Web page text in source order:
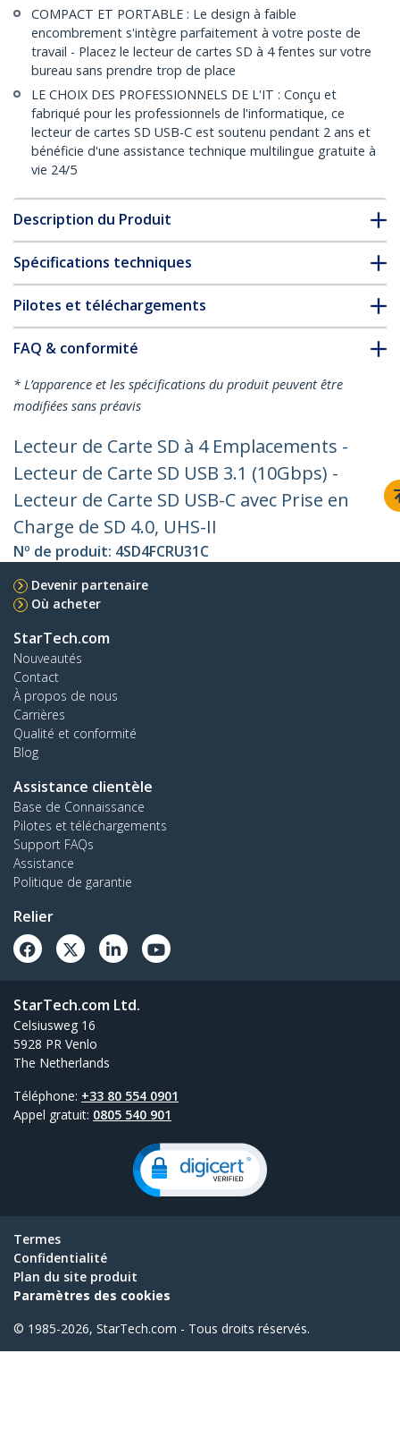
COMPACT ET PORTABLE : Le design à faible
encombrement s'intègre parfaitement à votre poste de
travail - Placez le lecteur de cartes SD à 4 fentes sur votre
bureau sans prendre trop de place
LE CHOIX DES PROFESSIONNELS DE L'IT : Conçu et
fabriqué pour les professionnels de l'informatique, ce
lecteur de cartes SD USB-C est soutenu pendant 2 ans et
bénéficie d'une assistance technique multilingue gratuite à
vie 24/5
Description du Produit
Spécifications techniques
Pilotes et téléchargements
FAQ & conformité
* L’apparence et les spécifications du produit peuvent être
modifiées sans préavis
Lecteur de Carte SD à 4 Emplacements -
Lecteur de Carte SD USB 3.1 (10Gbps) -
Lecteur de Carte SD USB-C avec Prise en
Charge de SD 4.0, UHS-II
Nº de produit: 4SD4FCRU31C
Devenir partenaire
Où acheter
StarTech.com
Nouveautés
Contact
À propos de nous
Carrières
Qualité et conformité
Blog
Assistance clientèle
Base de Connaissance
Pilotes et téléchargements
Support FAQs
Assistance
Politique de garantie
Relier
StarTech.com Ltd.
Celsiusweg 16
5928 PR Venlo
The Netherlands
Téléphone: +33 80 554 0901
Appel gratuit: 0805 540 901
Termes
Confidentialité
Plan du site produit
Paramètres des cookies
© 1985-2026, StarTech.com - Tous droits réservés.